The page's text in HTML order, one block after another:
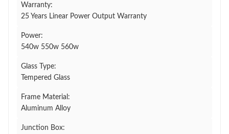
Warranty:
25 Years Linear Power Output Warranty
Power:
540w 550w 560w
Glass Type:
Tempered Glass
Frame Material:
Aluminum Alloy
Junction Box: